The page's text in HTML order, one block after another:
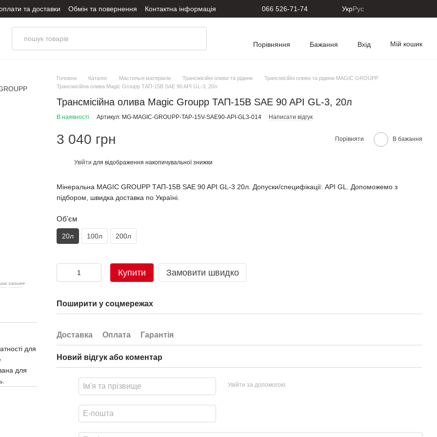
та доставки Обмін та повернення
Контактна інформація
Політика конфіденційності
066 526-71-74 УкрРус
Порівняння Бажання Вхід Мій кошик
для
для
Головна Каталог Мастильні матеріали Трансмісійні оливи та рідини
Трансмісійні оливи та рідини MAGIC GROUPP
Трансмісійна олива Magic Groupp ТАП-15В SAE 90 API GL-3, 20л
Трансмісійна олива Magic Groupp ТАП-15В SAE 90 API GL-3, 20л
В наявності Артикул: MG-MAGIC-GROUPP-TAP-15V-SAE90-API-GL3-014 Написати відгук
3 040 грн Порівняти В бажання
Увійти для відображення накопичувальної знижки
Мінеральна MAGIC GROUPP ТАП-15В SAE 90 API GL-3 20л. Допуски/специфікації: API GL. Допоможемо з
підбором, швидка доставка по Україні.
Об'єм
20л 100л 200л
Купити Замовити швидко
Поширити у соцмережах
Доставка Оплата Гарантія
Новий відгук або коментар
Увійти за допомогою